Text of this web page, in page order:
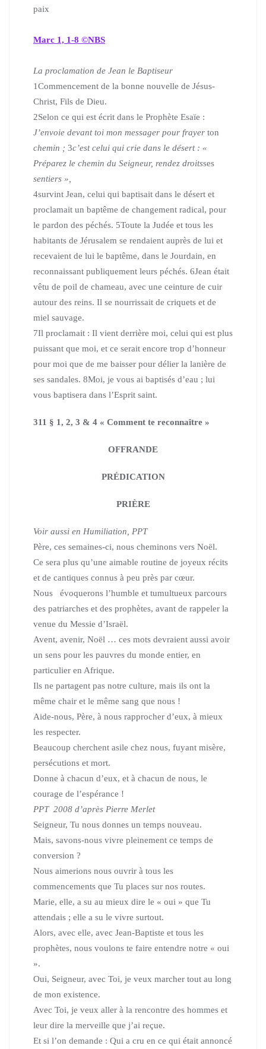
paix
Marc 1, 1-8 ©NBS
La proclamation de Jean le Baptiseur
1Commencement de la bonne nouvelle de Jésus-
Christ, Fils de Dieu.
2Selon ce qui est écrit dans le Prophète Esaïe :
J’envoie devant toi mon messager pour frayer ton
chemin ; 3c’est celui qui crie dans le désert : «
Préparez le chemin du Seigneur, rendez droitsses
sentiers »,
4survint Jean, celui qui baptisait dans le désert et
proclamait un baptême de changement radical, pour
le pardon des péchés. 5Toute la Judée et tous les
habitants de Jérusalem se rendaient auprès de lui et
recevaient de lui le baptême, dans le Jourdain, en
reconnaissant publiquement leurs péchés. 6Jean était
vêtu de poil de chameau, avec une ceinture de cuir
autour des reins. Il se nourrissait de criquets et de
miel sauvage.
7Il proclamait : Il vient derrière moi, celui qui est plus
puissant que moi, et ce serait encore trop d’honneur
pour moi que de me baisser pour délier la lanière de
ses sandales. 8Moi, je vous ai baptisés d’eau ; lui
vous baptisera dans l’Esprit saint.
311 § 1, 2, 3 & 4 « Comment te reconnaître »
OFFRANDE
PRÉDICATION
PRIÈRE
Voir aussi en Humiliation, PPT
Père, ces semaines-ci, nous cheminons vers Noël.
Ce sera plus qu’une aimable routine de joyeux récits
et de cantiques connus à peu près par cœur.
Nous évoquerons l’humble et tumultueux parcours
des patriarches et des prophètes, avant de rappeler la
venue du Messie d’Israël.
Avent, avenir, Noël … ces mots devraient aussi avoir
un sens pour les pauvres du monde entier, en
particulier en Afrique.
Ils ne partagent pas notre culture, mais ils ont la
même chair et le même sang que nous !
Aide-nous, Père, à nous rapprocher d’eux, à mieux
les respecter.
Beaucoup cherchent asile chez nous, fuyant misère,
persécutions et mort.
Donne à chacun d’eux, et à chacun de nous, le
courage de l’espérance !
PPT 2008 d’après Pierre Merlet
Seigneur, Tu nous donnes un temps nouveau.
Mais, savons-nous vivre pleinement ce temps de
conversion ?
Nous aimerions nous ouvrir à tous les
commencements que Tu places sur nos routes.
Marie, elle, a su au mieux dire le « oui » que Tu
attendais ; elle a su le vivre surtout.
Alors, avec elle, avec Jean-Baptiste et tous les
prophètes, nous voulons te faire entendre notre « oui
».
Oui, Seigneur, avec Toi, je veux marcher tout au long
de mon existence.
Avec Toi, je veux aller à la rencontre des hommes et
leur dire la merveille que j’ai reçue.
Et si l’on demande : Qui a cru en ce qui était annoncé